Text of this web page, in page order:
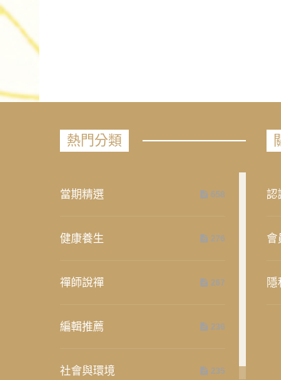
熱門分類
當期精選 658
健康養生 276
禪師說禪 267
編輯推薦 236
社會與環境 235
認
會
隱